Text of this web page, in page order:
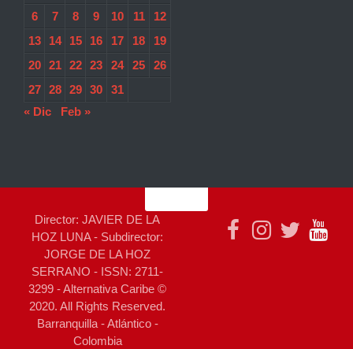
6
7 8 9 10 11
12
13
14 15 16 17 18
19
20
21 22 23 24 25
26
27
28 29 30
31
« Dic
Feb »
Director: JAVIER DE LA
HOZ LUNA - Subdirector:
JORGE DE LA HOZ
SERRANO - ISSN: 2711-
3299 - Alternativa Caribe ©
2020. All Rights Reserved.
Barranquilla - Atlántico -
Colombia